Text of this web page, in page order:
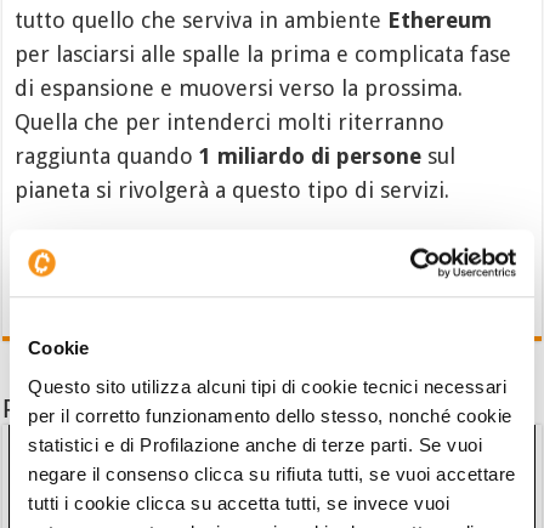
Cookie
Questo sito utilizza alcuni tipi di cookie tecnici necessari
per il corretto funzionamento dello stesso, nonché cookie
statistici e di Profilazione anche di terze parti. Se vuoi
negare il consenso clicca su rifiuta tutti, se vuoi accettare
tutti i cookie clicca su accetta tutti, se invece vuoi
tutto quello che serviva in ambiente Ethereum
per lasciarsi alle spalle la prima e complicata fase
di espansione e muoversi verso la prossima.
Quella che per intenderci molti riterranno
raggiunta quando1 miliardo di persone sul
pianeta si rivolgerà a questo tipo di servizi.
Potrebbe interessarti anche